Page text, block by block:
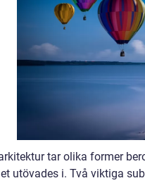
tar olika former
utövades i. Två viktiga